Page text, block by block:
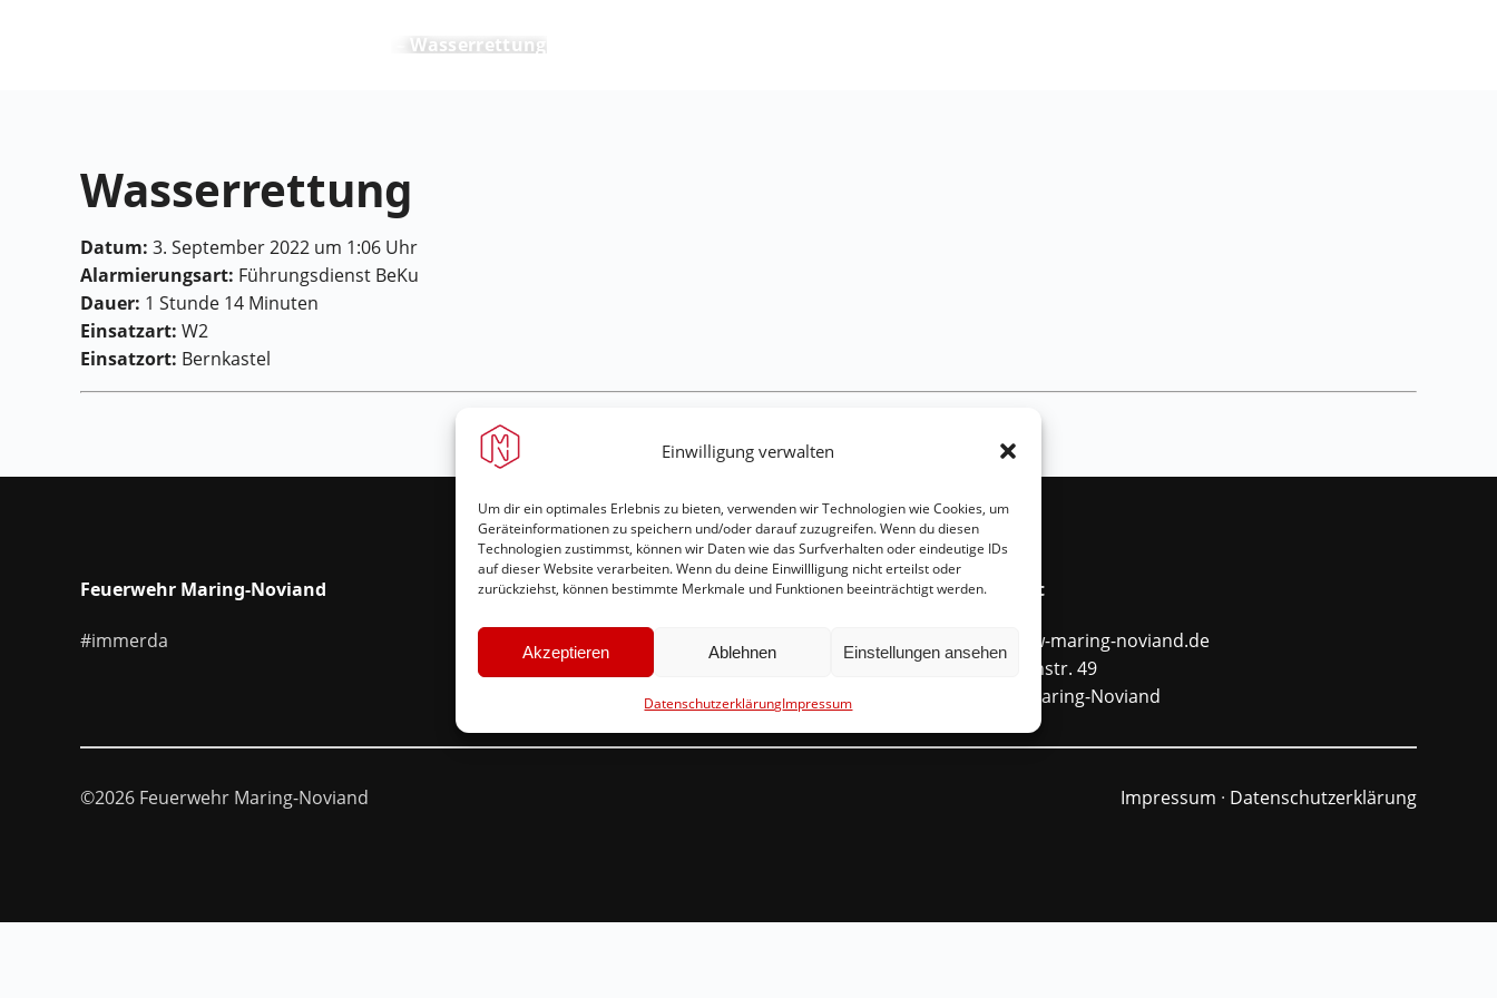
Einwilligung verwalten
Um dir ein optimales Erlebnis zu bieten, verwenden wir Technologien wie Cookies, um
Geräteinformationen zu speichern und/oder darauf zuzugreifen. Wenn du diesen
Technologien zustimmst, können wir Daten wie das Surfverhalten oder eindeutige IDs
auf dieser Website verarbeiten. Wenn du deine Einwillligung nicht erteilst oder
zurückziehst, können bestimmte Merkmale und Funktionen beeinträchtigt werden.
Akzeptieren Ablehnen Einstellungen ansehen
DatenschutzerklärungImpressum
Wasserrettung
Wasserrettung
Datum: 3. September 2022 um 1:06 Uhr
Alarmierungsart: Führungsdienst BeKu
Dauer: 1 Stunde 14 Minuten
Einsatzart: W2
Einsatzort: Bernkastel
Feuerwehr Maring-Noviand
#immerda
Schnellinks
Instagram
Facebook
Mitglied werden
Kontakt
info@ffw-maring-noviand.de
Brunnenstr. 49
54484 Maring-Noviand
©2026 Feuerwehr Maring-Noviand Impressum · Datenschutzerklärung